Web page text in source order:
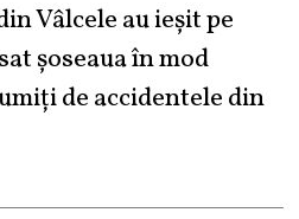
Vâlcele au ieșit pe
șoseaua în mod
de accidentele din